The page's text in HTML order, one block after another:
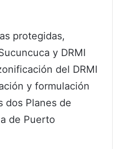
protegidas,
y DRMI
del DRMI
y formulación
dos Planes de
de Puerto